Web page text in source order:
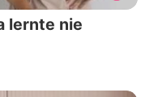
lernte nie